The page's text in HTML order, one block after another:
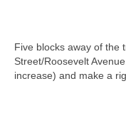
Five blocks away of the
Street/Roosevelt
increase) and make a